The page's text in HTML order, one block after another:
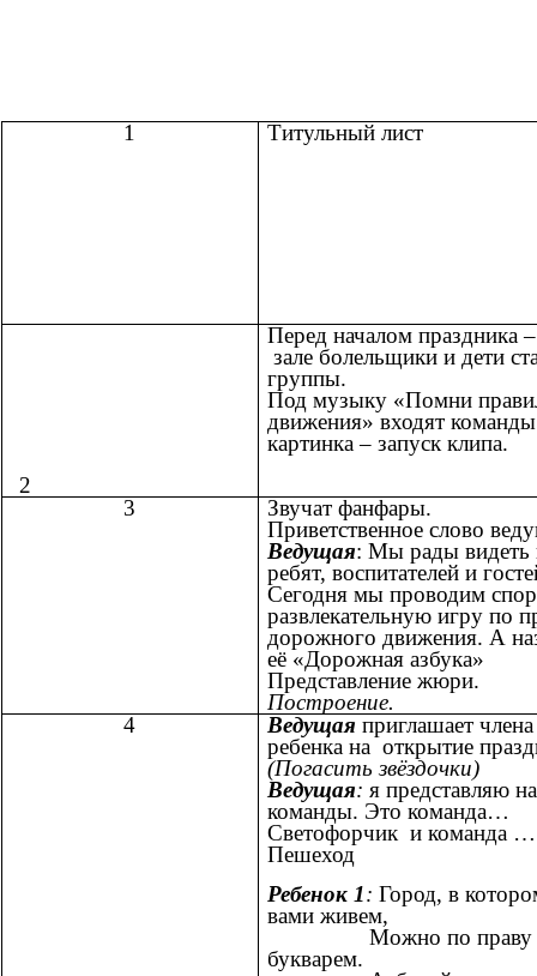
1 Титульный лист
2
Перед началом праздника
зале болельщики и дети
группы.
Под музыку «Помни
движения» входят
картинка – запуск клипа.
3
Звучат фанфары.
Приветственное слово
Ведущая: Мы рады видеть
ребят, воспитателей и
Сегодня мы проводим
развлекательную игру по
дорожного движения. А
её «Дорожная азбука»
Представление жюри.
Построение.
4
Ведущая приглашает
ребенка на открытие
(Погасить звёздочки)
Ведущая: я представляю
команды. Это команда…
Светофорчик и команда
Пешеход
Ребенок 1: Город, в
вами живем,
Можно по праву
букварем.